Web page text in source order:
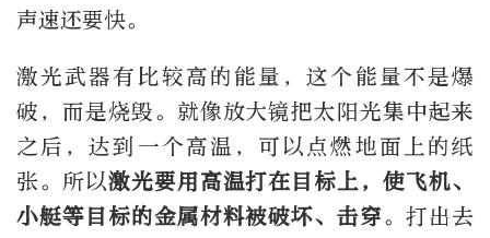
声速还要快。
激光武器有比较高的能量，这个能量不是爆
破，而是烧毁。就像放大镜把太阳光集中起来
之后，达到一个高温，可以点燃地面上的纸
张。所以激光要用高温打在目标上，使飞机、
小艇等目标的金属材料被破坏、击穿。打出去